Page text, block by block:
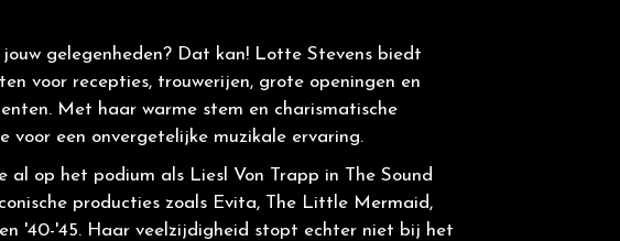
gelegenheden? Dat kan! Lotte Stevens biedt
voor recepties, trouwerijen, grote openingen en
Met haar warme stem en charismatische
voor een onvergetelijke muzikale ervaring.
al op het podium als Liesl Von Trapp in The Sound
producties zoals Evita, The Little Mermaid,
'40-'45. Haar veelzijdigheid stopt echter niet bij het